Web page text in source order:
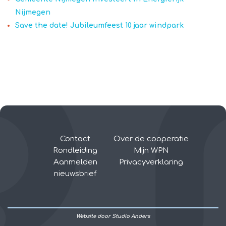
Nijmegen
Save the date! Jubileumfeest 10 jaar windpark
Contact
Rondleiding
Aanmelden
nieuwsbrief
Over de coöperatie
Mijn WPN
Privacyverklaring
Website door Studio Anders